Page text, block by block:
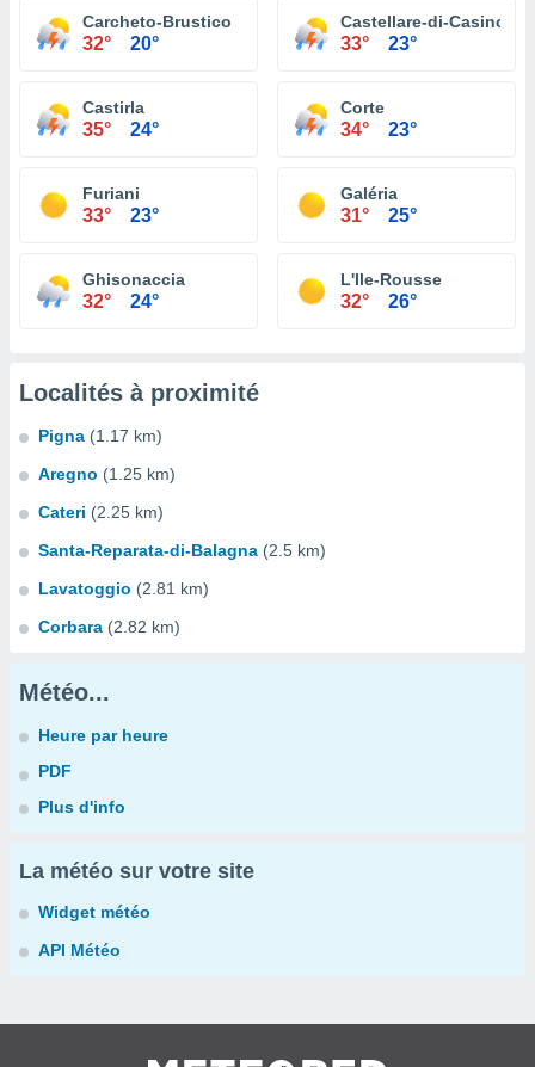
Carcheto-Brustico
32° 20°
Castellare-di-Casinca
33° 23°
Castirla
35° 24°
Corte
34° 23°
Furiani
33° 23°
Galéria
31° 25°
Ghisonaccia
32° 24°
L'Ile-Rousse
32° 26°
Localités à proximité
Pigna (1.17 km)
Aregno (1.25 km)
Cateri (2.25 km)
Santa-Reparata-di-Balagna (2.5 km)
Lavatoggio (2.81 km)
Corbara (2.82 km)
Météo...
Heure par heure
PDF
Plus d'info
La météo sur votre site
Widget météo
API Météo